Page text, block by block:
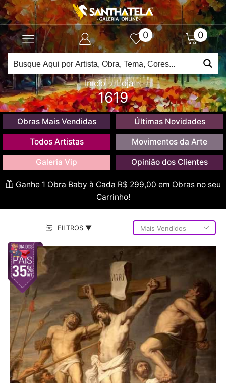
0 0
Início Loja
1619
Obras Mais Vendidas Últimas Novidades
Todos Artistas Movimentos da Arte
Galeria Vip Opinião dos Clientes
Ganhe 1 Obra Baby à Cada R$ 299,00 em Obras no seu
Carrinho!
FILTROS ▼